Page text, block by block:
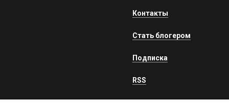
Контакты
Стать блогером
Подписка
RSS